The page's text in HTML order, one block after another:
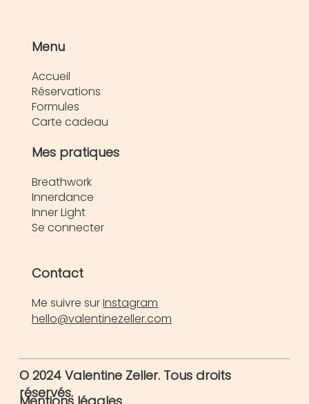
Menu
Accueil
Réservations
Formules
Carte cadeau
Mes pratiques
Breathwork
Innerdance
Inner Light
Se connecter
Contact
hello@valentinezeller.com
Me suivre surInstagram
© 2024 Valentine Zeller. Tous droits
réservés.